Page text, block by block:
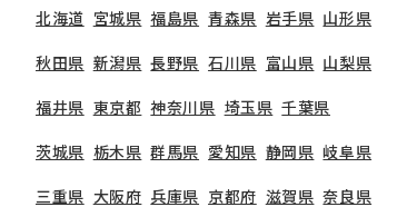
北海道 宮城県 福島県 青森県 岩手県 山形県
秋田県 新潟県 長野県 石川県 富山県 山梨県
福井県 東京都 神奈川県 埼玉県 千葉県
茨城県 栃木県 群馬県 愛知県 静岡県 岐阜県
三重県 大阪府 兵庫県 京都府 滋賀県 奈良県